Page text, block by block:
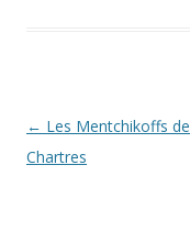
Navigation
des
← Les Mentchikoffs de
Chartres